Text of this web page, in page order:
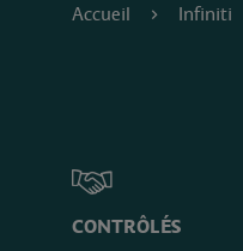
Accueil Infiniti
CONTRÔLÉS